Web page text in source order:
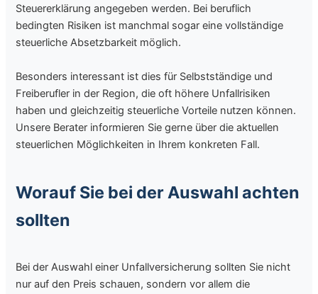
Steuererklärung angegeben werden. Bei beruflich
bedingten Risiken ist manchmal sogar eine vollständige
steuerliche Absetzbarkeit möglich.
Besonders interessant ist dies für Selbstständige und
Freiberufler in der Region, die oft höhere Unfallrisiken
haben und gleichzeitig steuerliche Vorteile nutzen können.
Unsere Berater informieren Sie gerne über die aktuellen
steuerlichen Möglichkeiten in Ihrem konkreten Fall.
Worauf Sie bei der Auswahl achten
sollten
Bei der Auswahl einer Unfallversicherung sollten Sie nicht
nur auf den Preis schauen, sondern vor allem die